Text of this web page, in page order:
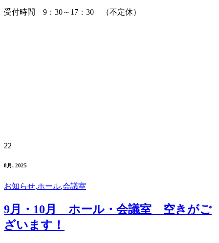
受付時間 9：30～17：30 （不定休）
22
8月, 2025
お知らせ,ホール,会議室
9月・10月 ホール・会議室 空きがご
ざいます！